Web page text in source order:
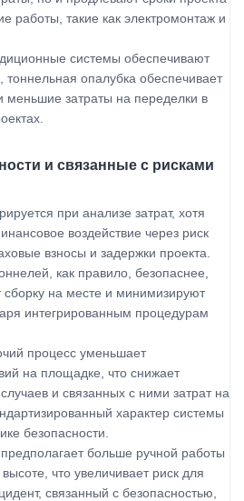
работы, такие как электромонтаж и
системы обеспечивают
тоннельная опалубка обеспечивает
меньшие затраты на переделки в
и связанные с рисками
при анализе затрат, хотя
воздействие через риск
взносы и задержки проекта.
как правило, безопаснее,
на месте и минимизируют
интегрированным процедурам
процесс уменьшает
на площадке, что снижает
и связанных с ними затрат на
характер системы
безопасности.
больше ручной работы
что увеличивает риск для
связанный с безопасностью,